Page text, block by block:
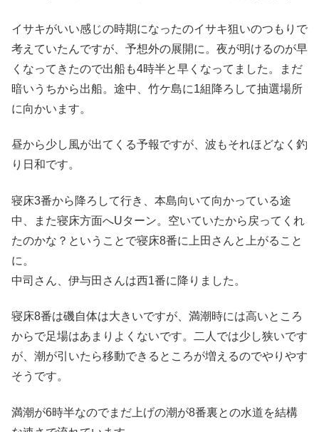
イサキがいい感じの時期になったのイサキ狙いのつもりで
考えていたんですが、予想外の展開に。夜が明けるのが早
くなってきたので出船も4時半と早くなってました。まだ
暗いうちから出船。途中、竹ケ島に1組降ろして抽選場所
に向かいます。
昼から少し風が出てくる予報ですが、波もそれほどなく釣
り日和です。
寝床3番から降ろして行き、本島向いて向かっている途
中、また寝床方面へUターン。空いていたから戻ってくれ
たのかな？ということで寝床8番に上田さんと上がること
に。
中司さん、伊与田さんは西1番に降りました。
寝床8番は磯自体は大きいですが、満潮時には高いところ
からで足場はあまりよくないです。二人では少し狭いです
が、潮が引いたら移動できるところが増えるのでやりやす
そうです。
満潮が6時半なのでまだ上げの潮が8番裏との水道を結構